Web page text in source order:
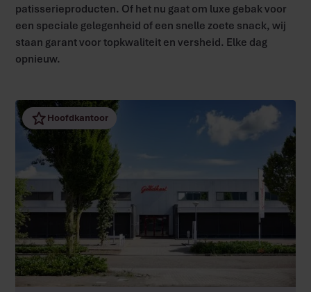
patisserieproducten. Of het nu gaat om luxe gebak voor
een speciale gelegenheid of een snelle zoete snack, wij
staan garant voor topkwaliteit en versheid. Elke dag
opnieuw.
Hoofdkantoor